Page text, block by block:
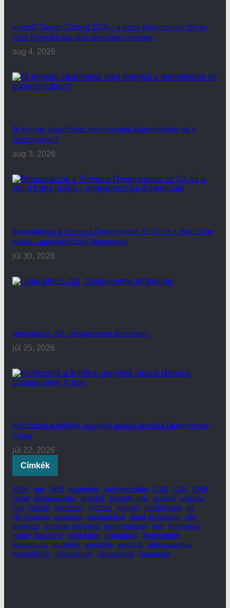
graphIT Design Contest 2026 – a hazai Designcenter NX és
Solid Edge felhasználók tervezési versenye
aug 4, 2026
Te hogyan takaríthatsz meg energiát a termelésben és a
logisztikában?
aug 3, 2026
Bemutatkozik a Siemens Designcenter, az NX és a Solid Edge
jövője – magyarországi ősbemutató
júl 30, 2026
Unigraphics, NX, Designcenter történelem
júl 25, 2026
Költözzünk a felhőbe, meglévő adatok tárolása Designcenter
X-ben
júl 22, 2026
Címkék
2026 agv APS assembly automatizálás CAD CAE CAM
covid
designcenter digitális Digitális iker graphit gyártás
hcs
ingyen kérdések letöltés mendix modellezés
nx
NX újverzió opcenter perspektíva plant simulation
plm
preactor
process simulate programozás rajz
referencia
robot
Siemens solid edge szimuláció teamcenter
tecnomatix termelés tervezés webinár élelmiszeripar
összeállítás
újdonságok újdonságok ütemezés